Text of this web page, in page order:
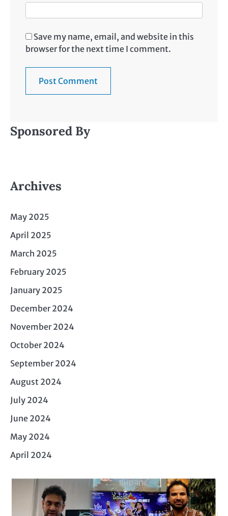
Save my name, email, and website in this
browser for the next time I comment.
Sponsored By
Archives
May 2025
April 2025
March 2025
February 2025
January 2025
December 2024
November 2024
October 2024
September 2024
August 2024
July 2024
June 2024
May 2024
April 2024